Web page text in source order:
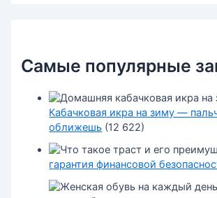
Самые популярные
Кабачковая икра на зиму —
оближешь (12 622)
гарантия финансовой